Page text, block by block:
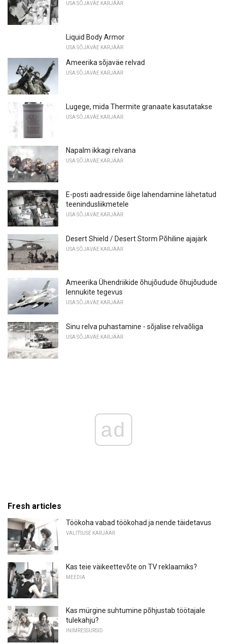
USA SÕJAVÄE KARJÄÄR
Liquid Body Armor
USA SÕJAVÄE KARJÄÄR
Ameerika sõjaväe relvad
USA SÕJAVÄE KARJÄÄR
Lugege, mida Thermite granaate kasutatakse
USA SÕJAVÄE KARJÄÄR
Napalm ikkagi relvana
USA SÕJAVÄE KARJÄÄR
E-posti aadresside õige lahendamine lähetatud
teenindusliikmetele
USA SÕJAVÄE KARJÄÄR
Desert Shield / Desert Storm Põhiline ajajärk
USA SÕJAVÄE KARJÄÄR
Ameerika Ühendriikide õhujõudude õhujõudude
lennukite tegevus
USA SÕJAVÄE KARJÄÄR
Sinu relva puhastamine - sõjalise relvaõliga
USA SÕJAVÄE KARJÄÄR
ad
Fresh articles
Töökoha vabad töökohad ja nende täidetavus
VALITSUSE KARJÄÄR
Kas teie väikeettevõte on TV reklaamiks?
MEEDIA
Kas mürgine suhtumine põhjustab töötajale
tulekahju?
INIMRESSURSID